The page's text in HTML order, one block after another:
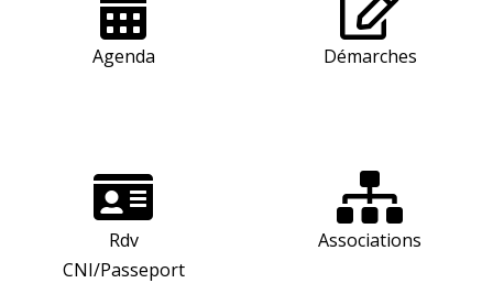
Agenda Démarches
Rdv
CNI/Passeport
Associations